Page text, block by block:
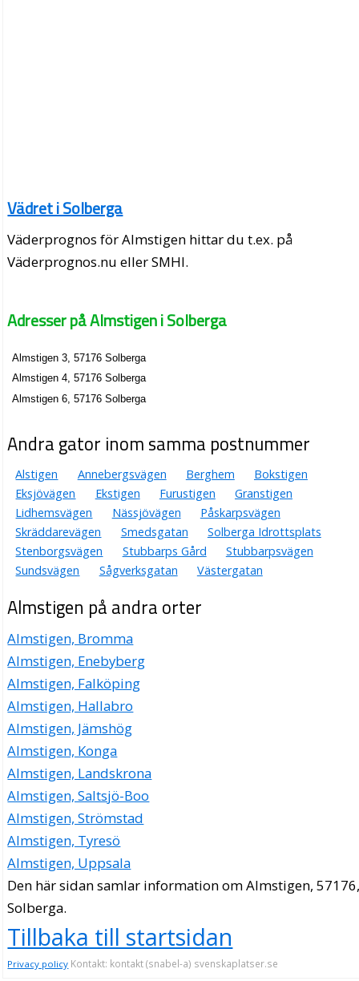
Vädret i Solberga
Väderprognos för Almstigen hittar du t.ex. på
Väderprognos.nu eller SMHI.
Adresser på Almstigen i Solberga
Almstigen 3, 57176 Solberga
Almstigen 4, 57176 Solberga
Almstigen 6, 57176 Solberga
Andra gator inom samma postnummer
Alstigen Annebergsvägen Berghem
Bokstigen
Eksjövägen
Ekstigen Furustigen
Granstigen
Lidhemsvägen
Nässjövägen
Påskarpsvägen
Skräddarevägen
Smedsgatan
Solberga Idrottsplats
Stenborgsvägen
Stubbarps Gård
Stubbarpsvägen
Sundsvägen
Sågverksgatan Västergatan
Almstigen på andra orter
Almstigen, Bromma
Almstigen, Enebyberg
Almstigen, Falköping
Almstigen, Hallabro
Almstigen, Jämshög
Almstigen, Konga
Almstigen, Landskrona
Almstigen, Saltsjö-Boo
Almstigen, Strömstad
Almstigen, Tyresö
Almstigen, Uppsala
Den här sidan samlar information om Almstigen,
Solberga.
Tillbaka till startsidan
Privacy policy Kontakt: kontakt (snabel-a) svenskaplatser.se